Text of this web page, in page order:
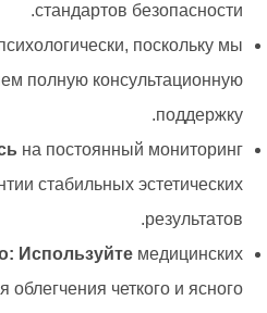
стандартов безопасности.
поскольку мы
полную консультационную
поддержку.
на постоянный мониторинг
стабильных эстетических
результатов.
Используйтемедицинских
облегчения четкого и ясного